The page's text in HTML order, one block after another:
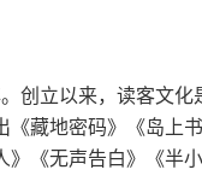
创立以来，读客文化
藏地密码》《岛上
《无声告白》《半